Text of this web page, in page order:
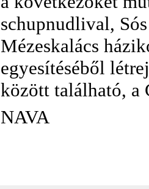
schupnudlival,
Mézeskalács
egyesítéséből
között található, a
NAVA